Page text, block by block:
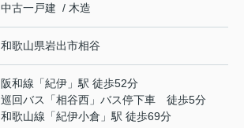
中古一戸建 / 木造
和歌山県岩出市相谷
阪和線 「紀伊 」駅 徒歩52分
巡回バス「相谷西」バス停下車 徒歩5分
和歌山線 「紀伊小倉 」駅 徒歩69分